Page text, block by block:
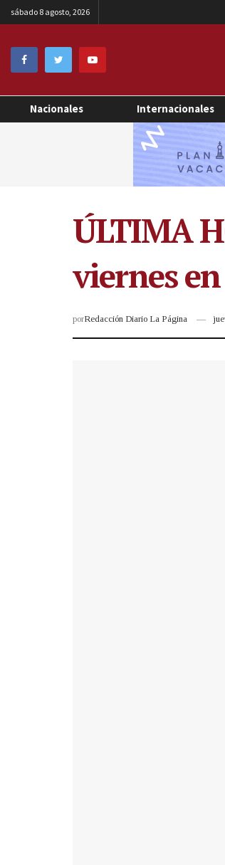
sábado 8 agosto, 2026
Nacionales Internacionales
ÚLTIMA
viernes
porRedacción Diario La Página